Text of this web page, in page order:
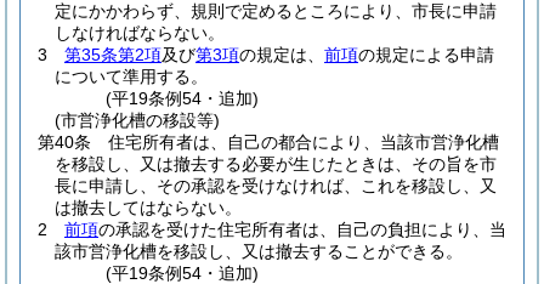
定にかかわらず、規則で定めるところにより、市長に申請
しなければならない。
3
第35条第2項及び第3項の規定は、 前項の規定による申請
について準用する。
(平19条例54・追加)
(市営浄化槽の移設等)
第40条
住宅所有者は、自己の都合により、当該市営浄化槽
を移設し、又は撤去する必要が生じたときは、その旨を市
長に申請し、その承認を受けなければ、これを移設し、又
は撤去してはならない。
2
前項の承認を受けた住宅所有者は、自己の負担により、当
該市営浄化槽を移設し、又は撤去することができる。
(平19条例54・追加)